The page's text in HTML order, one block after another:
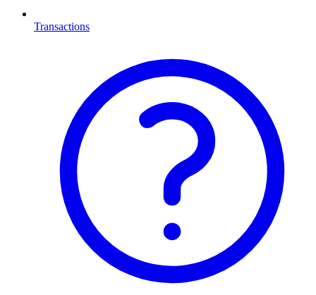
Transactions